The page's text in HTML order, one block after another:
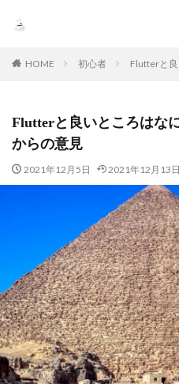
HOME 初心者 Flutterと
Flutterと良いところはな
からの意見
2021年12月5日 2021年12月13日